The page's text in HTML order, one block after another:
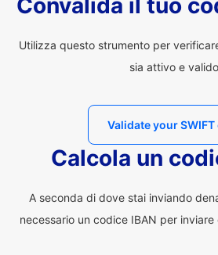
Convalida il tuo
Utilizza questo strumento per
sia attivo e
Validate your SWIFT
Calcola un
A seconda di dove stai inviando
necessario un codice IBAN per